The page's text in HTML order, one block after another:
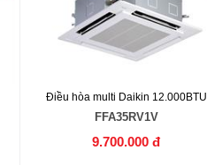
Điều hòa multi Daikin 12.000BTU
FFA35RV1V
9.700.000 đ